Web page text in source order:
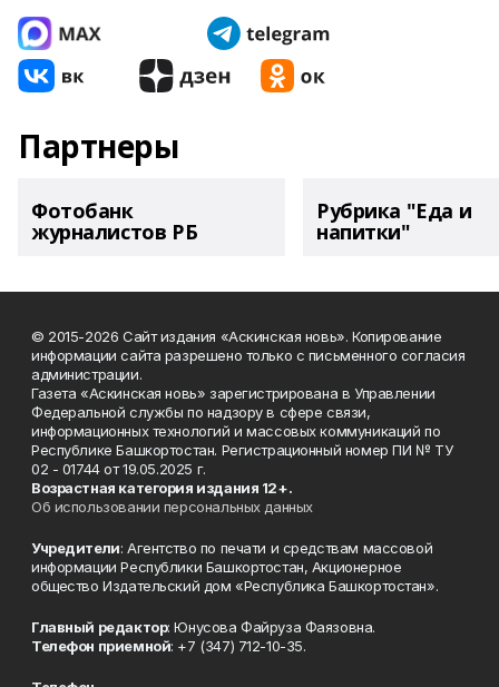
Партнеры
Фотобанк
журналистов РБ
Рубрика "Еда и
напитки"
© 2015-2026 Сайт издания «Аскинская новь». Копирование
информации сайта разрешено только с письменного согласия
администрации.
Газета «Аскинская новь» зарегистрирована в Управлении
Федеральной службы по надзору в сфере связи,
информационных технологий и массовых коммуникаций по
Республике Башкортостан. Регистрационный номер ПИ № ТУ
02 - 01744 от 19.05.2025 г.
Возрастная категория издания 12+.
Об использовании персональных данных
Учредители: Агентство по печати и средствам массовой
информации Республики Башкортостан, Акционерное
общество Издательский дом «Республика Башкортостан».
Главный редактор: Юнусова Файруза Фаязовна.
Телефон приемной: +7 (347) 712-10-35.